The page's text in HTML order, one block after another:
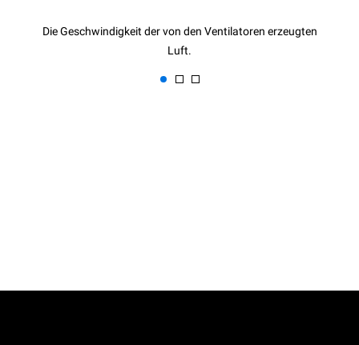
Die Geschwindigkeit der von den Ventilatoren erzeugten
Luft.